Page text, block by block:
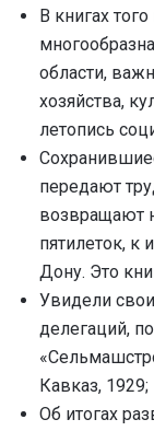
В книгах
области,
хозяйства,
летопись
передают
возвращают
пятилеток, к
Дону. Это
Увидели
делегаций,
Кавказ, 1929;
Об итогах